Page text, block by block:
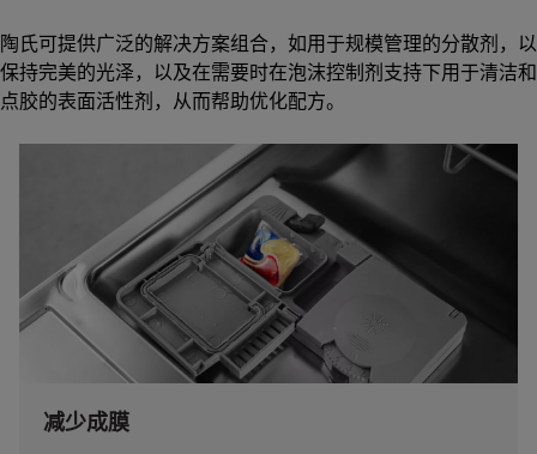
陶氏可提供广泛的解决方案组合，如用于规模管理的分散剂，以
保持完美的光泽，以及在需要时在泡沫控制剂支持下用于清洁和
点胶的表面活性剂，从而帮助优化配方。
减少成膜